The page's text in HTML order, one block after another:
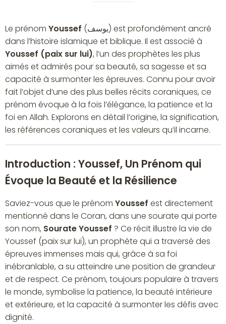
Le prénom Youssef (يوسف) est profondément ancré
dans l’histoire islamique et biblique. Il est associé à
Youssef (paix sur lui), l’un des prophètes les plus
aimés et admirés pour sa beauté, sa sagesse et sa
capacité à surmonter les épreuves. Connu pour avoir
fait l’objet d’une des plus belles récits coraniques, ce
prénom évoque à la fois l’élégance, la patience et la
foi en Allah. Explorons en détail l’origine, la signification,
les références coraniques et les valeurs qu’il incarne.
Introduction : Youssef, Un Prénom qui
Évoque la Beauté et la Résilience
Saviez-vous que le prénom Youssef est directement
mentionné dans le Coran, dans une sourate qui porte
son nom, Sourate Youssef ? Ce récit illustre la vie de
Youssef (paix sur lui), un prophète qui a traversé des
épreuves immenses mais qui, grâce à sa foi
inébranlable, a su atteindre une position de grandeur
et de respect. Ce prénom, toujours populaire à travers
le monde, symbolise la patience, la beauté intérieure
et extérieure, et la capacité à surmonter les défis avec
dignité.